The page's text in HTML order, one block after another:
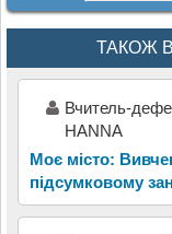
ТАКОЖ
Вчитель-
HANNA
Моє місто:
підсумковому